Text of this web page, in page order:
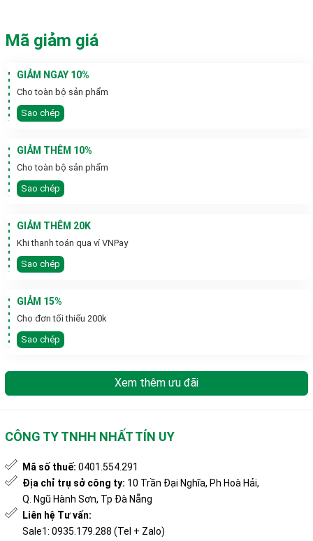
Mã giảm giá
GIẢM NGAY 10%
Cho toàn bộ sản phẩm
Sao chép
GIẢM THÊM 10%
Cho toàn bộ sản phẩm
Sao chép
GIẢM THÊM 20K
Khi thanh toán qua ví VNPay
Sao chép
GIẢM 15%
Cho đơn tối thiểu 200k
Sao chép
Xem thêm ưu đãi
CÔNG TY TNHH NHẤT TÍN UY
Mã số thuế: 0401.554.291
Địa chỉ trụ sở công ty: 10 Trần Đại Nghĩa, Ph Hoà Hải,
Q. Ngũ Hành Sơn, Tp Đà Nẵng
Liên hệ Tư vấn:
Sale1: 0935.179.288 (Tel + Zalo)